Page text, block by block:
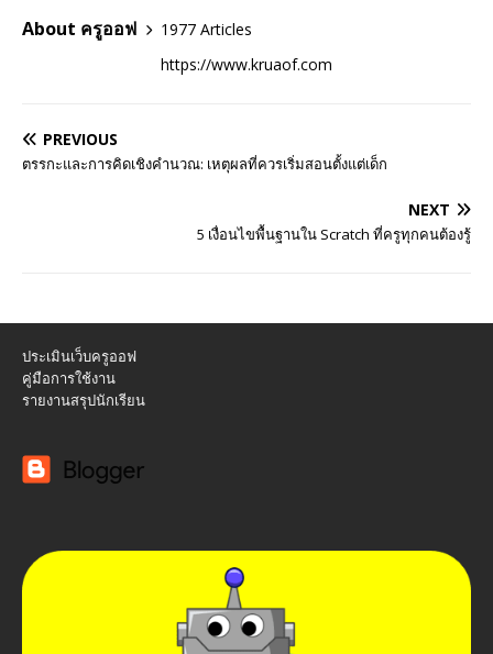
About ครูออฟ
1977 Articles
https://www.kruaof.com
PREVIOUS
ตรรกะและการคิดเชิงคำนวณ: เหตุผลที่ควรเริ่มสอนตั้งแต่เด็ก
NEXT
5 เงื่อนไขพื้นฐานใน Scratch ที่ครูทุกคนต้องรู้
ประเมินเว็บครูออฟ
คู่มือการใช้งาน
รายงานสรุปนักเรียน